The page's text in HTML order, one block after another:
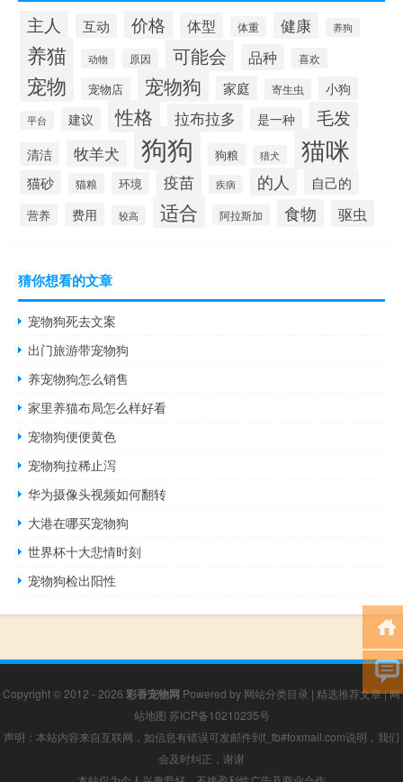
主人 互动 价格 体型 体重 健康 养狗
养猫 动物 原因 可能会 品种 喜欢
宠物 宠物店 宠物狗 家庭 寄生虫 小狗
平台 建议 性格 拉布拉多 是一种 毛发
清洁 牧羊犬 狗狗 狗粮 猎犬 猫咪
猫砂 猫粮 环境 疫苗 疾病 的人 自己的
营养 费用 较高 适合 阿拉斯加 食物 驱虫
猜你想看的文章
宠物狗死去文案
出门旅游带宠物狗
养宠物狗怎么销售
家里养猫布局怎么样好看
宠物狗便便黄色
宠物狗拉稀止泻
华为摄像头视频如何翻转
大港在哪买宠物狗
世界杯十大悲情时刻
宠物狗检出阳性
Copyright © 2012 - 2026 彩香宠物网 Powered by 网站分类目录 | 精选推荐文章|网
站地图 苏ICP备10210235号
声明：本站内容来自互联网，如信息有错误可发邮件到f_fb#foxmail.com说明，我们
会及时纠正，谢谢